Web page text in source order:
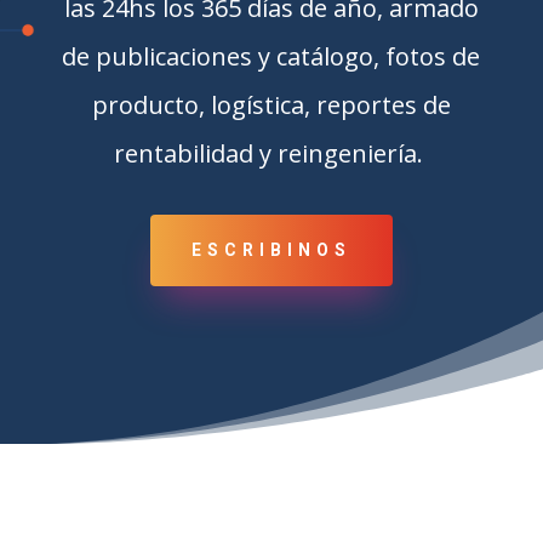
las 24hs los 365 días de año, armado
de publicaciones y catálogo, fotos de
producto, logística, reportes de
rentabilidad y reingeniería.
ESCRIBINOS